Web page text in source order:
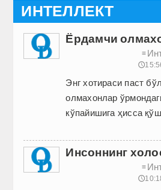
ИНТЕЛЛЕКТ
Ёрдамчи
≡
Энг хотираси паст
олмахонлар
кўпайишига ҳисса
Инсоннинг
≡